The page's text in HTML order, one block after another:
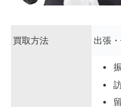
買取方法 出張